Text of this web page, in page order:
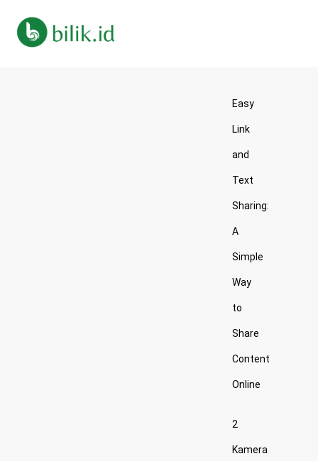
Easy
Link
and
Text
Sharing:
A
Simple
Way
to
Share
Content
Online
2
Kamera